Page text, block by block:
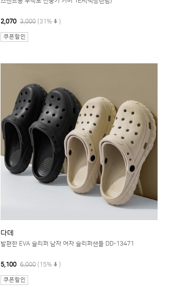
2,070 3,000 (31% )
다데
발편한 EVA 슬리퍼 남자 여자 슬리퍼샌들 DD-13471
5,100 6,000 (15% )